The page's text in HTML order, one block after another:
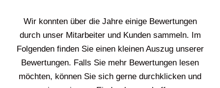
Wir konnten über die Jahre einige Bewertungen
durch unser Mitarbeiter und Kunden sammeln. Im
Folgenden finden Sie einen kleinen Auszug unserer
Bewertungen. Falls Sie mehr Bewertungen lesen
möchten, können Sie sich gerne durchklicken und